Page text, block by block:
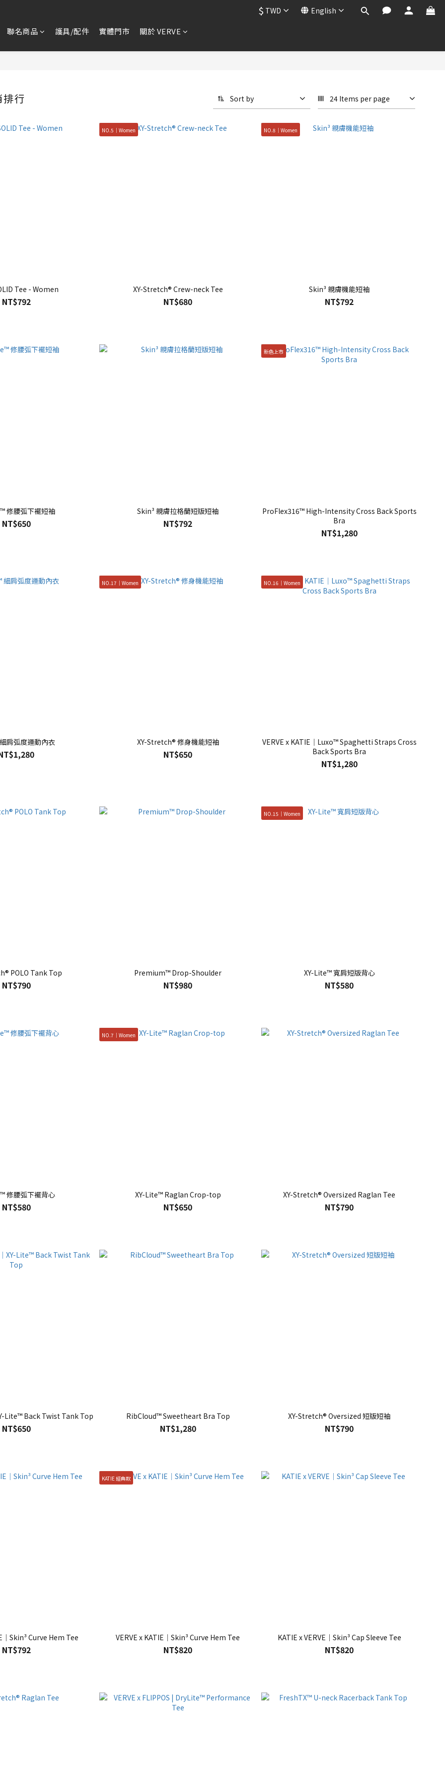
$ TWD English
聯名商品 護具/配件 實體門市 關於 VERVE
行 Sort by 24 Items per page
Tee - Women
NT$792
NO.5｜Women
XY-Stretch® Crew-neck Tee
NT$680
NO.8｜Women
Skin³ 親膚機能短袖
NT$792
修腰弧下襬短袖
NT$650
Skin³ 親膚拉格蘭短版短袖
NT$792
新色上市
ProFlex316™ High-Intensity Cross Back Sports
Bra
NT$1,280
肩弧度運動內衣
NO.17｜Women
XY-Stretch® 修身機能短袖
NT$650
NO.16｜Women
VERVE x KATIE｜Luxo™ Spaghetti Straps Cross
Back Sports Bra
NT$1,280
POLO Tank Top
NT$790
Premium™ Drop-Shoulder
NT$980
NO.15｜Women
XY-Lite™ 寬肩短版背心
NT$580
修腰弧下襬背心
NT$580
NO.7｜Women
XY-Lite™ Raglan Crop-top
NT$650
XY-Stretch® Oversized Raglan Tee
NT$790
Lite™ Back Twist Tank Top
NT$650
RibCloud™ Sweetheart Bra Top
NT$1,280
XY-Stretch® Oversized 短版短袖
NT$790
｜Skin³ Curve Hem Tee
NT$792
KATIE 經典款
VERVE x KATIE｜Skin³ Curve Hem Tee
NT$820
KATIE x VERVE｜Skin³ Cap Sleeve Tee
NT$820